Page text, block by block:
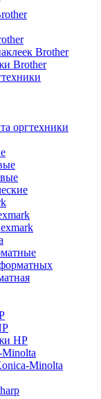
Brother
Brother
оргтехники
HP
Minolta